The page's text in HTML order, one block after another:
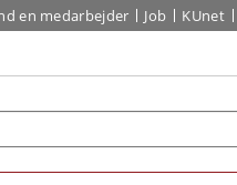
en medarbejder Job KUnet